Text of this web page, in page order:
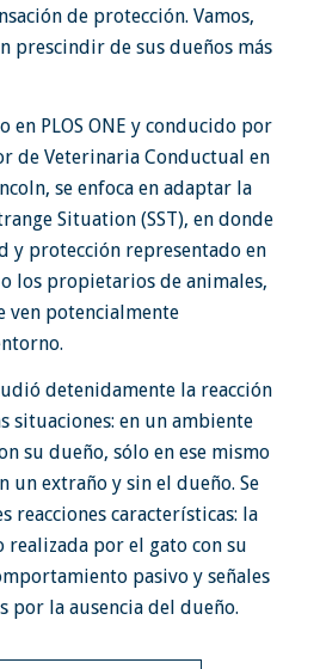
de protección. Vamos,
prescindir de sus dueños más
en PLOS ONE y conducido por
de Veterinaria Conductual en
se enfoca en adaptar la
Situation (SST), en donde
y protección representado en
los propietarios de animales,
ven potencialmente
detenidamente la reacción
situaciones: en un ambiente
su dueño, sólo en ese mismo
un extraño y sin el dueño. Se
reacciones características: la
realizada por el gato con su
pasivo y señales
por la ausencia del dueño.